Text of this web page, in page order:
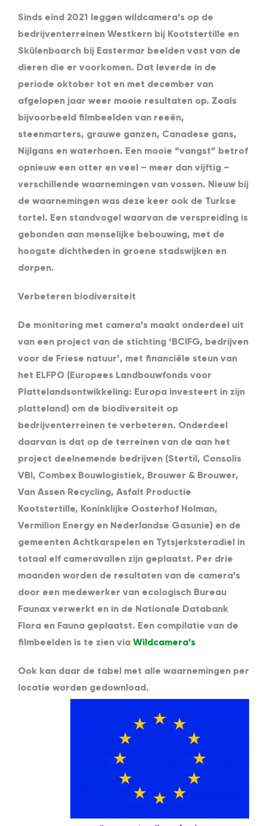
Sinds eind 2021 leggen wildcamera’s op de
bedrijventerreinen Westkern bij Kootstertille en
Skûlenboarch bij Eastermar beelden vast van de
dieren die er voorkomen. Dat leverde in de
periode oktober tot en met december van
afgelopen jaar weer mooie resultaten op. Zoals
bijvoorbeeld filmbeelden van reeën,
steenmarters, grauwe ganzen, Canadese gans,
Nijlgans en waterhoen. Een mooie “vangst” betrof
opnieuw een otter en veel – meer dan vijftig –
verschillende waarnemingen van vossen. Nieuw bij
de waarnemingen was deze keer ook de Turkse
tortel. Een standvogel waarvan de verspreiding is
gebonden aan menselijke bebouwing, met de
hoogste dichtheden in groene stadswijken en
dorpen.
Verbeteren biodiversiteit
De monitoring met camera’s maakt onderdeel uit
van een project van de stichting ‘BCIFG, bedrijven
voor de Friese natuur’, met financiële steun van
het ELFPO (Europees Landbouwfonds voor
Plattelandsontwikkeling: Europa investeert in zijn
platteland) om de biodiversiteit op
bedrijventerreinen te verbeteren. Onderdeel
daarvan is dat op de terreinen van de aan het
project deelnemende bedrijven (Stertil, Consolis
VBI, Combex Bouwlogistiek, Brouwer & Brouwer,
Van Assen Recycling, Asfalt Productie
Kootstertille, Koninklijke Oosterhof Holman,
Vermilion Energy en Nederlandse Gasunie) en de
gemeenten Achtkarspelen en Tytsjerksteradiel in
totaal elf cameravallen zijn geplaatst. Per drie
maanden worden de resultaten van de camera’s
door een medewerker van ecologisch Bureau
Faunax verwerkt en in de Nationale Databank
Flora en Fauna geplaatst. Een compilatie van de
filmbeelden is te zien via Wildcamera’s
Ook kan daar de tabel met alle waarnemingen per
locatie worden gedownload.